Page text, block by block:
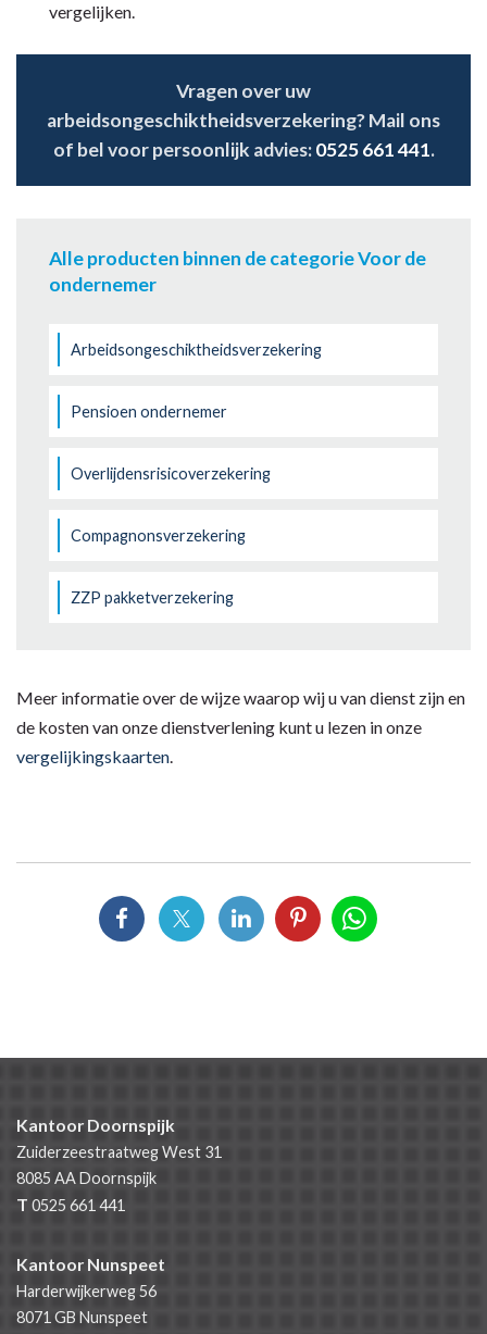
vergelijken.
Vragen over uw
arbeidsongeschiktheidsverzekering? Mail ons
of bel voor persoonlijk advies:0525 661 441.
Alle producten binnen de categorie Voor de
ondernemer
Arbeidsongeschiktheidsverzekering
Pensioen ondernemer
Overlijdensrisicoverzekering
Compagnonsverzekering
ZZP pakketverzekering
Meer informatie over de wijze waarop wij u van dienst zijn en
de kosten van onze dienstverlening kunt u lezen in onze
vergelijkingskaarten.
Kantoor Doornspijk
Zuiderzeestraatweg West 31
8085 AADoornspijk
T 0525 661 441
Kantoor Nunspeet
Harderwijkerweg 56
8071 GB Nunspeet